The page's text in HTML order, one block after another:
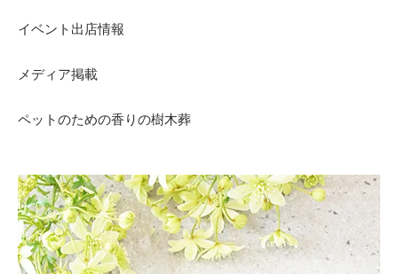
イベント出店情報
メディア掲載
ペットのための香りの樹木葬